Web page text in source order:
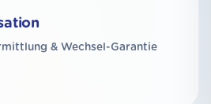
& Wechsel-Garantie